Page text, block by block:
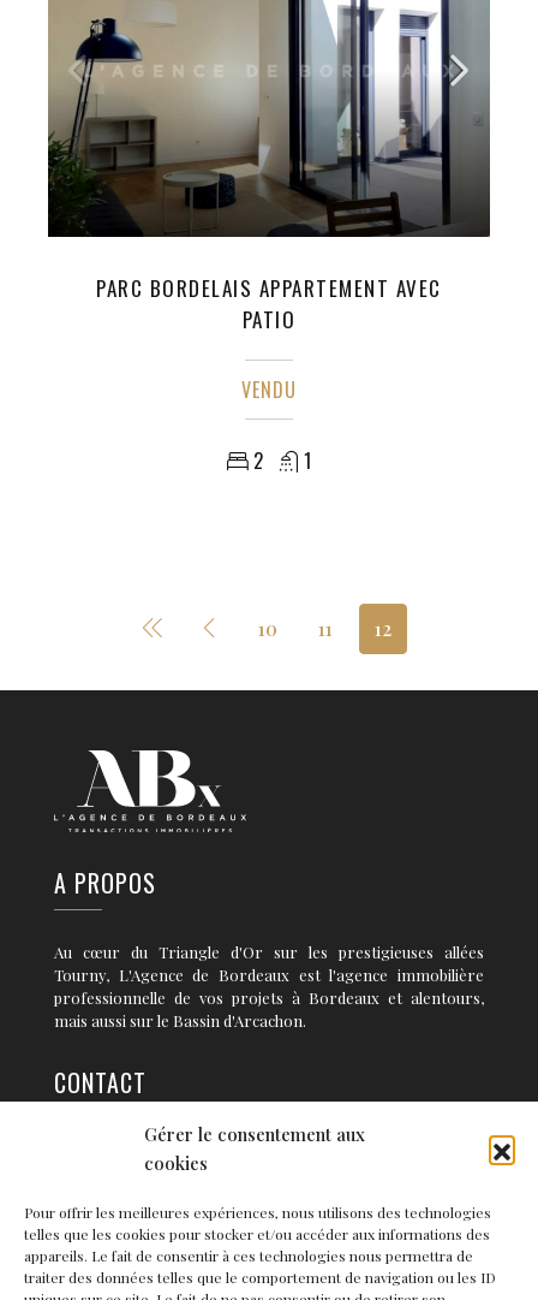
Gérer le consentement aux
cookies
Pour offrir les meilleures expériences, nous utilisons des technologies
telles que les cookies pour stocker et/ou accéder aux informations des
appareils. Le fait de consentir à ces technologies nous permettra de
traiter des données telles que le comportement de navigation ou les ID
PARC BORDELAIS APPARTEMENT AVEC
PATIO
VENDU
2 1
10 11 12
A PROPOS
Au cœur du Triangle d'Or sur les prestigieuses allées
Tourny, L'Agence de Bordeaux est l'agence immobilière
professionnelle de vos projets à Bordeaux et alentours,
mais aussi sur le Bassin d'Arcachon.
CONTACT
36 rue Condillac 33 000 BORDEAUX
NEWSLETTER